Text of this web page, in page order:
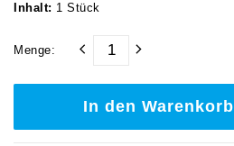
Inhalt: 1 Stück
Menge:
In den Warenkorb